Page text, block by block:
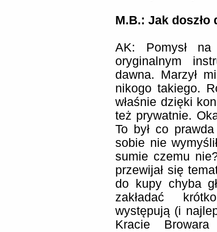
M.B.: Jak doszło
AK: Pomysł na
oryginalnym
dawna. Marzył
nikogo takiego.
właśnie dzięki
też prywatnie.
To był co
sobie nie
sumie czemu
przewijał się
do kupy chyba
zakładać
występują (i
Kracie